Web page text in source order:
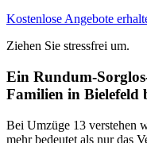
Kostenlose Angebote
Ziehen Sie stressfrei um.
Ein Rundum-
Familien in Bielefeld
Bei Umzüge 13 verstehen
mehr bedeutet als nur das